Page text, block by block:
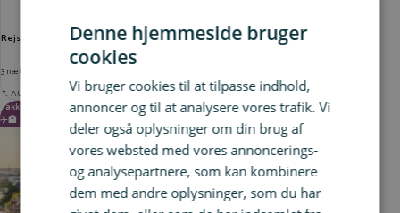
Rejse til Budapest - billig storbyferie
3 nætter på centralt 4* hotel inkl. fly
7. AUG 2026
Pakkerejse
✈️🏨
Denne hjemmeside bruger
cookies
Vi bruger cookies til at tilpasse indhold,
annoncer og til at analysere vores trafik. Vi
deler også oplysninger om din brug af
vores websted med vores annoncerings-
og analysepartnere, som kan kombinere
dem med andre oplysninger, som du har